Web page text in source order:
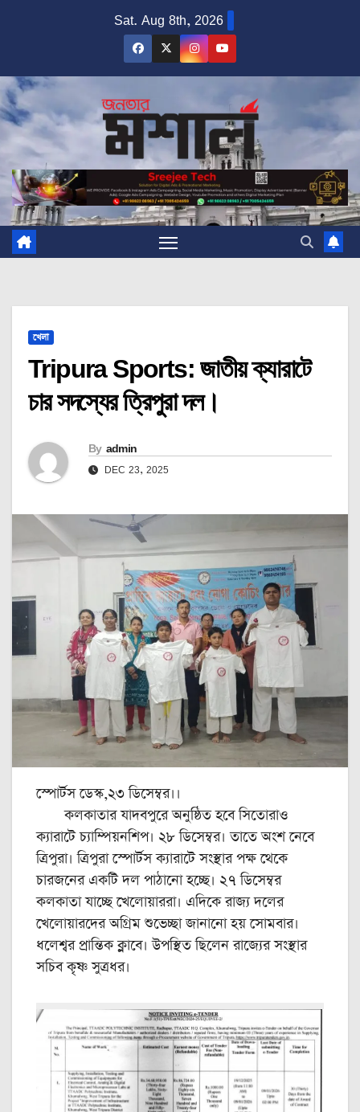
Sat. Aug 8th, 2026
খেলা
Tripura Sports: জাতীয় ক্যারাটে
চার সদস্যের ত্রিপুরা দল।
By admin
DEC 23, 2025
স্পোর্টস ডেস্ক,২৩ ডিসেম্বর।।
কলকাতার যাদবপুরে অনুষ্ঠিত হবে সিতোরাও
ক্যারাটে চ্যাম্পিয়নশিপ। ২৮ ডিসেম্বর। তাতে অংশ নেবে
ত্রিপুরা। ত্রিপুরা স্পোর্টস ক্যারাটে সংস্থার পক্ষ থেকে
চারজনের একটি দল পাঠানো হচ্ছে। ২৭ ডিসেম্বর
কলকাতা যাচ্ছে খেলোয়াররা। এদিকে রাজ্য দলের
খেলোয়ারদের অগ্রিম শুভেচ্ছা জানানো হয় সোমবার।
ধলেশ্বর প্রান্তিক ক্লাবে। উপস্থিত ছিলেন রাজ্যের সংস্থার
সচিব কৃষ্ণ সুত্রধর।